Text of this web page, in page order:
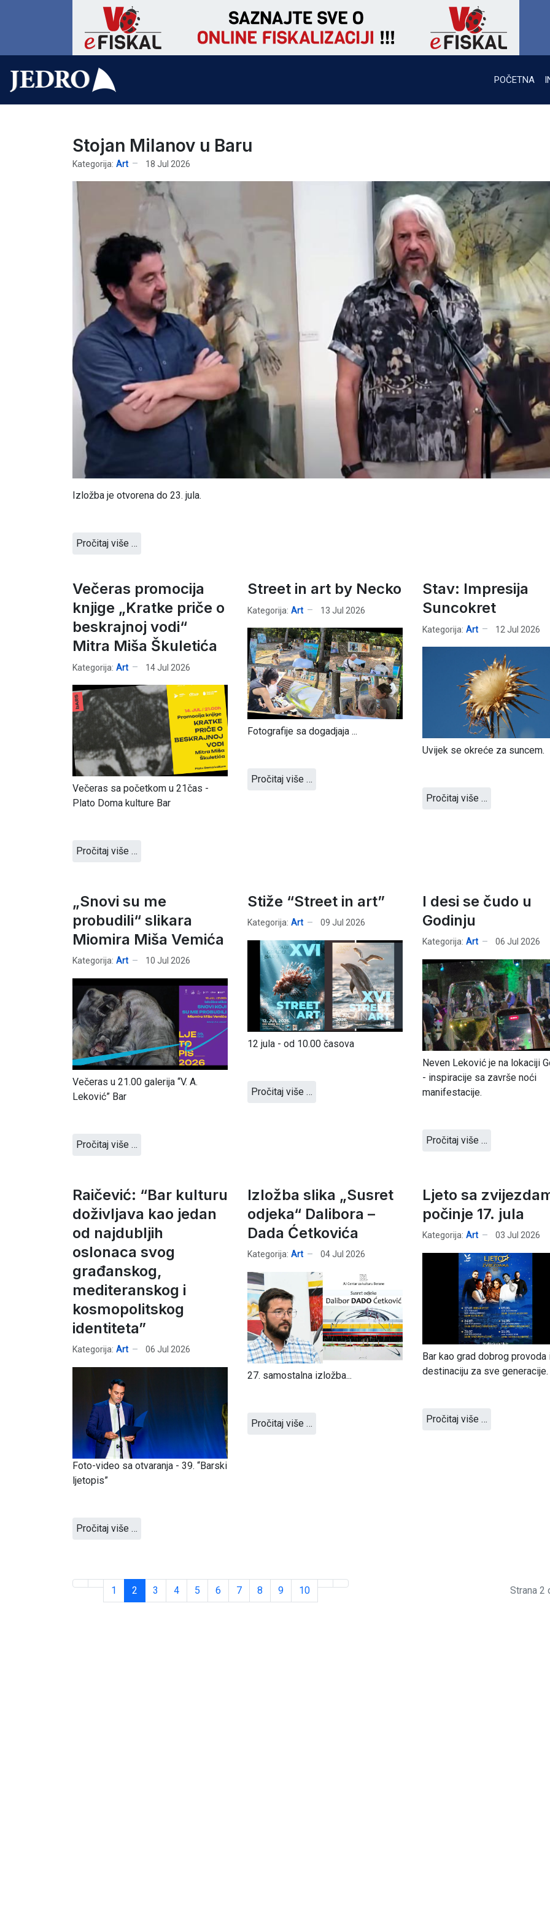
POČETNA
Stojan Milanov u Baru
Kategorija: Art 18 Jul 2026
Izložba je otvorena do 23. jula.
Pročitaj više …
Večeras promocija
knjige „Kratke priče o
beskrajnoj vodi“
Mitra Miša Škuletića
Kategorija: Art 14 Jul 2026
Večeras sa početkom u 21čas -
Plato Doma kulture Bar
Pročitaj više …
Street in art by Necko
Kategorija: Art 13 Jul 2026
Fotografije sa dogadjaja ...
Pročitaj više …
Stav: Impresija
Suncokret
Kategorija: Art 12 Jul 2026
Uvijek se okreće za suncem.
Pročitaj više …
„Snovi su me
probudili“ slikara
Miomira Miša Vemića
Kategorija: Art 10 Jul 2026
Večeras u 21.00 galerija “V. A.
Leković” Bar
Pročitaj više …
Stiže “Street in art”
Kategorija: Art 09 Jul 2026
12 jula - od 10.00 časova
Pročitaj više …
I desi se čudo u
Godinju
Kategorija: Art 06 Jul 2026
Neven Leković je na lokaciji
- inspiracije sa završe noći
manifestacije.
Pročitaj više …
Raičević: “Bar kulturu
doživljava kao jedan
od najdubljih
oslonaca svog
građanskog,
mediteranskog i
kosmopolitskog
identiteta”
Kategorija: Art 06 Jul 2026
Foto-video sa otvaranja - 39. “Barski
ljetopis”
Pročitaj više …
Izložba slika „Susret
odjeka“ Dalibora –
Dada Ćetkovića
Kategorija: Art 04 Jul 2026
27. samostalna izložba...
Pročitaj više …
Ljeto sa
počinje 17. jula
Kategorija: Art 03 Jul 2026
Bar kao grad dobrog provoda
destinaciju za sve generacije.
Pročitaj više …
1 2 3 4 5 6 7 8 9 10 Strana 2